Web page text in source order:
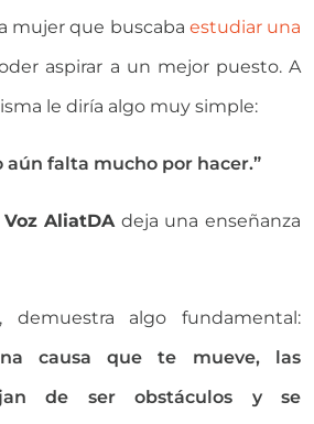
mujer que buscaba estudiar una
aspirar a un mejor puesto. A
le diría algo muy simple:
aún falta mucho por hacer.”
Voz AliatDAdeja una enseñanza
demuestra algo fundamental:
causa que te mueve, las
de ser obstáculos y se